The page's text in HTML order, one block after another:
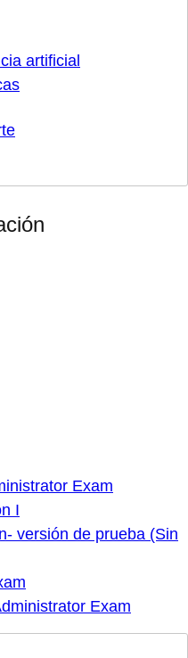
artificial
Exam
I
versión de prueba (Sin
Exam